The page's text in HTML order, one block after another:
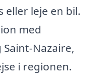
eller leje en bil.
med
Nazaire,
i regionen.